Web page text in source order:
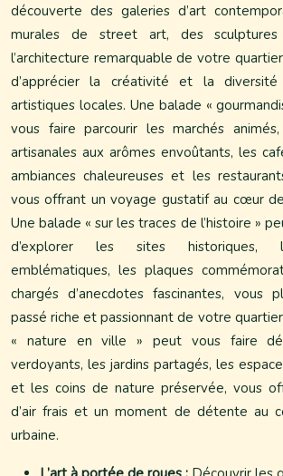
découverte des galeries d’art
murales de street art, des
l’architecture remarquable de votre
d’apprécier la créativité et la diversité
artistiques locales. Une balade «
vous faire parcourir les marchés
artisanales aux arômes envoûtants, les
ambiances chaleureuses et les
vous offrant un voyage gustatif au cœur
Une balade « sur les traces de l’histoire »
d’explorer les sites historiques,
emblématiques, les plaques
chargés d’anecdotes fascinantes, vous
passé riche et passionnant de votre
« nature en ville » peut vous faire
verdoyants, les jardins partagés, les
et les coins de nature préservée, vous
d’air frais et un moment de détente au
urbaine.